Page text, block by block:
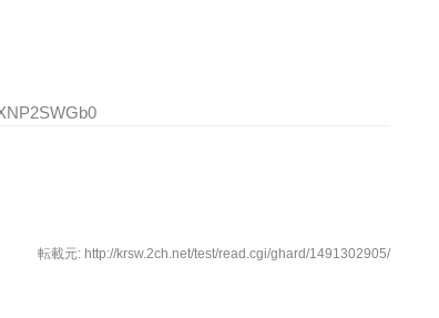
転載元: http://krsw.2ch.net/test/read.cgi/ghard/1491302905/